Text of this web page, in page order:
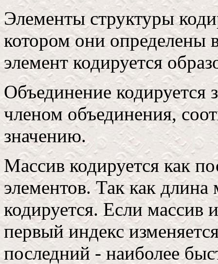
Элементы структуры
котором они
элемент кодируется
Объединение кодируется
членом объединения,
значению.
Массив кодируется как
элементов. Так как
кодируется. Если массив
первый индекс
последний - наиболее